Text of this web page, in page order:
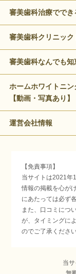
審美歯科治療ででき
審美歯科クリニッ
審美歯科なんでも知
ホームホワイトニ
【動画・写真あり】
運営会社情報
【免責事項】
当サイトは2021年
情報の掲載を心が
にあたっては必ず
また、口コミにつ
が、タイミングに
のでご了承ください
当